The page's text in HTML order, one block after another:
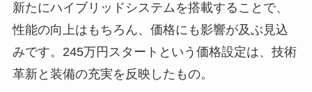
新たにハイブリッドシステムを搭載することで、
性能の向上はもちろん、価格にも影響が及ぶ見込
みです。245万円スタートという価格設定は、技術
革新と装備の充実を反映したもの。